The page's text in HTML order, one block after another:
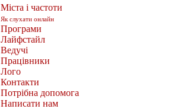
Міста і частоти
Як слухати онлайн
Програми
Лайфстайл
Ведучі
Працівники
Лого
Контакти
Потрібна допомога
Написати нам